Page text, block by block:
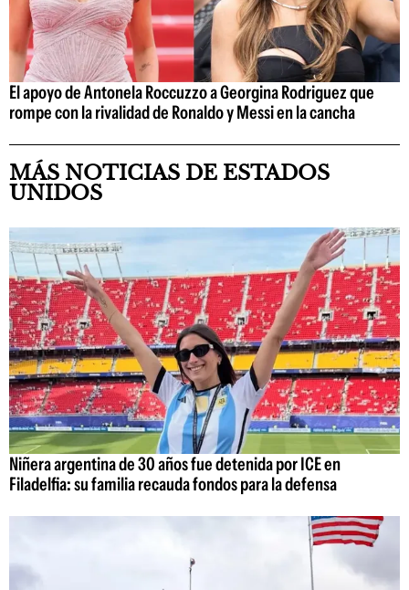
El apoyo de Antonela Roccuzzo a Georgina Rodriguez que
rompe con la rivalidad de Ronaldo y Messi en la cancha
MÁS NOTICIAS DE ESTADOS
UNIDOS
Niñera argentina de 30 años fue detenida por ICE en
Filadelfia: su familia recauda fondos para la defensa